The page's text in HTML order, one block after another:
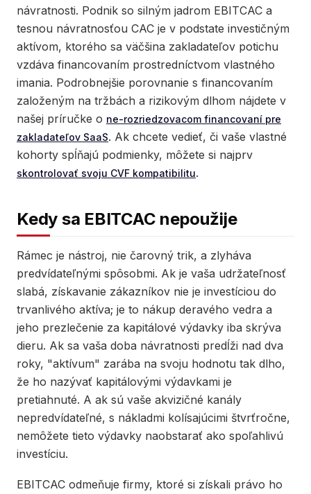
návratnosti. Podnik so silným jadrom EBITCAC a
tesnou návratnosťou CAC je v podstate investičným
aktívom, ktorého sa väčšina zakladateľov potichu
vzdáva financovaním prostredníctvom vlastného
imania. Podrobnejšie porovnanie s financovaním
založeným na tržbách a rizikovým dlhom nájdete v
našej príručke o ne-rozriedzovacom financovaní pre
zakladateľov SaaS. Ak chcete vedieť, či vaše vlastné
kohorty spĺňajú podmienky, môžete si najprv
skontrolovať svoju CVF kompatibilitu.
Kedy sa EBITCAC nepoužije
Rámec je nástroj, nie čarovný trik, a zlyháva
predvídateľnými spôsobmi. Ak je vaša udržateľnosť
slabá, získavanie zákazníkov nie je investíciou do
trvanlivého aktíva; je to nákup deravého vedra a
jeho prezlečenie za kapitálové výdavky iba skrýva
dieru. Ak sa vaša doba návratnosti predĺži nad dva
roky, "aktívum" zarába na svoju hodnotu tak dlho,
že ho nazývať kapitálovými výdavkami je
pretiahnuté. A ak sú vaše akvizičné kanály
nepredvídateľné, s nákladmi kolísajúcimi štvrťročne,
nemôžete tieto výdavky naobstarať ako spoľahlivú
investíciu.
EBITCAC odmeňuje firmy, ktoré si získali právo ho